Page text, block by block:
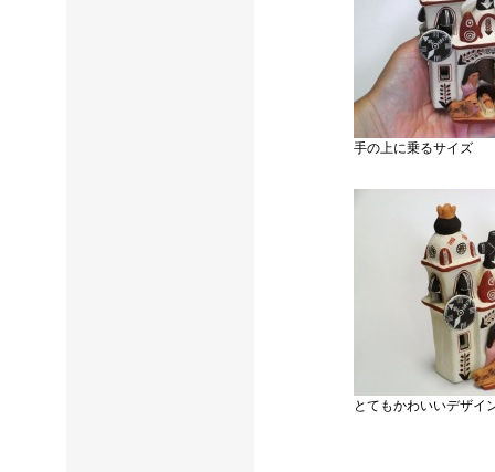
手の上に乗るサイズ
とてもかわいいデザイ